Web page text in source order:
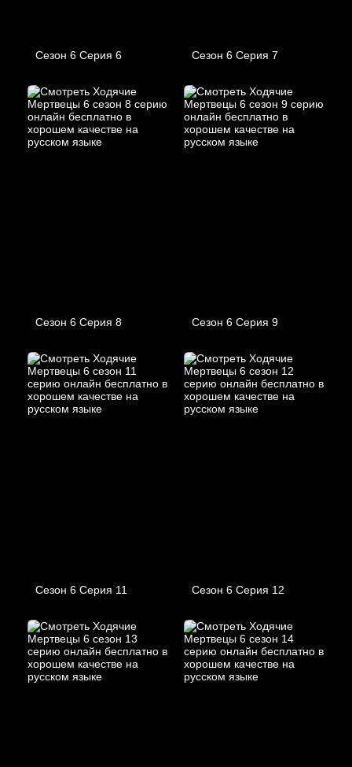
Сезон 6 Серия 6 Сезон 6 Серия 7
Сезон 6 Серия 8 Сезон 6 Серия 9
Сезон 6 Серия 11 Сезон 6 Серия 12